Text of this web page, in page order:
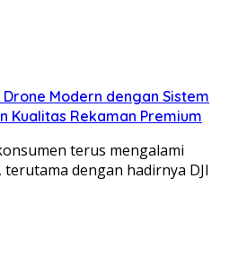
Modern dengan Sistem
Kualitas Rekaman Premium
terus mengalami
dengan hadirnya DJI